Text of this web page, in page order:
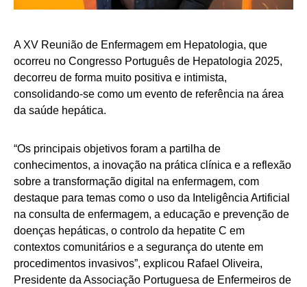
A XV Reunião de Enfermagem em Hepatologia, que
ocorreu no Congresso Português de Hepatologia 2025,
decorreu de forma muito positiva e intimista,
consolidando-se como um evento de referência na área
da saúde hepática.
“Os principais objetivos foram a partilha de
conhecimentos, a inovação na prática clínica e a reflexão
sobre a transformação digital na enfermagem, com
destaque para temas como o uso da Inteligência Artificial
na consulta de enfermagem, a educação e prevenção de
doenças hepáticas, o controlo da hepatite C em
contextos comunitários e a segurança do utente em
procedimentos invasivos”, explicou Rafael Oliveira,
Presidente da Associação Portuguesa de Enfermeiros de